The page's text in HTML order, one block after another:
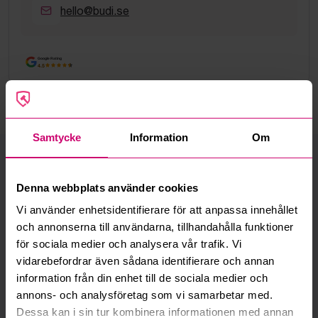
Samtycke Information Om
Denna webbplats använder cookies
Vi använder enhetsidentifierare för att anpassa innehållet
och annonserna till användarna, tillhandahålla funktioner
för sociala medier och analysera vår trafik. Vi
vidarebefordrar även sådana identifierare och annan
information från din enhet till de sociala medier och
annons- och analysföretag som vi samarbetar med.
Dessa kan i sin tur kombinera informationen med annan
hello@budi.se
Google Rating
4.5
Vi har kontor, servicecenter och uppställningsplatser i hela
Sverige för att kunna hjälpa dig snabbt – var du än befinner
dig.
Välj anläggning:
Bromma (Huvudkontor)
Adress:
Bromma